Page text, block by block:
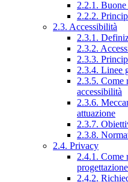
2.2.1.
2.2.2.
2.3. Accessibilità
2.3.1.
2.3.2.
2.3.3.
2.3.4. Linee
2.3.5. Come
accessibilità
2.3.6.
attuazione
2.3.7.
2.3.8.
2.4. Privacy
2.4.1. Come
2.4.2.